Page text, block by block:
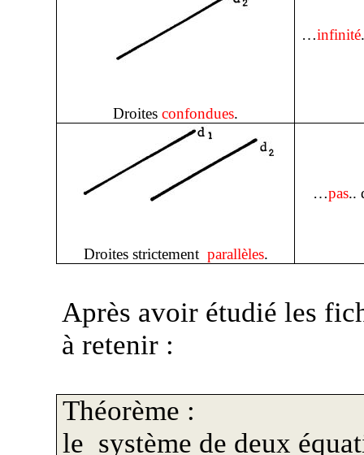
Droites confondues.
…infinité
Droites strictement parallèles.
…pas..
Après avoir étudié les
à retenir :
Théorème :
le système de deux